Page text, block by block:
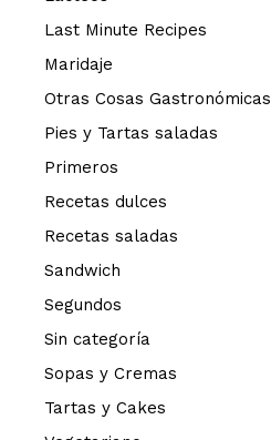
Last Minute Recipes
Maridaje
Otras Cosas Gastronómicas
Pies y Tartas saladas
Primeros
Recetas dulces
Recetas saladas
Sandwich
Segundos
Sin categoría
Sopas y Cremas
Tartas y Cakes